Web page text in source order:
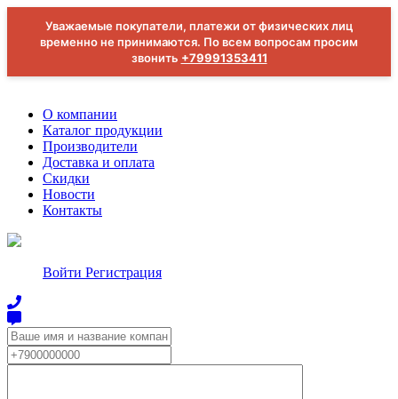
Уважаемые покупатели, платежи от физических лиц
временно не принимаются. По всем вопросам просим
звонить +79991353411
О компании
Каталог продукции
Производители
Доставка и оплата
Скидки
Новости
Контакты
Войти Регистрация